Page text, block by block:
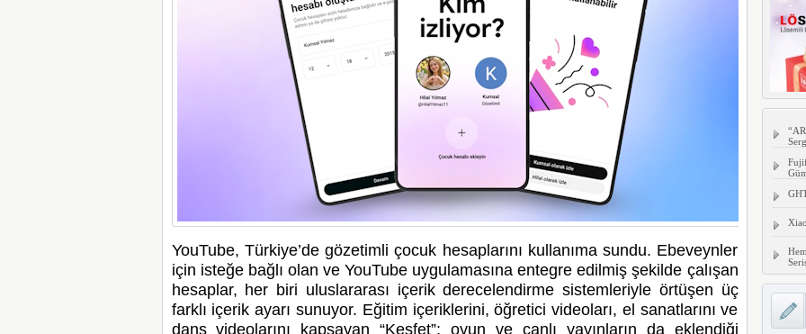
YouTube, Türkiye’de gözetimli çocuk hesaplarını kullanıma sundu. Ebeveynler
için isteğe bağlı olan ve YouTube uygulamasına entegre edilmiş şekilde çalışan
hesaplar, her biri uluslararası içerik derecelendirme sistemleriyle örtüşen üç
farklı içerik ayarı sunuyor. Eğitim içeriklerini, öğretici videoları, el sanatlarını ve
dans videolarını kapsayan “Keşfet”; oyun ve canlı yayınların da eklendiği